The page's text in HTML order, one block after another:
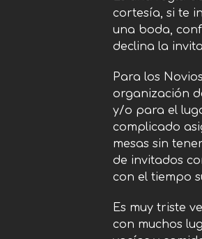
cortesía, si te
una boda,
declina la
Para los
organización
y/o para el
complicado
mesas sin
de invitados
con el tiempo
Es muy triste
con muchos